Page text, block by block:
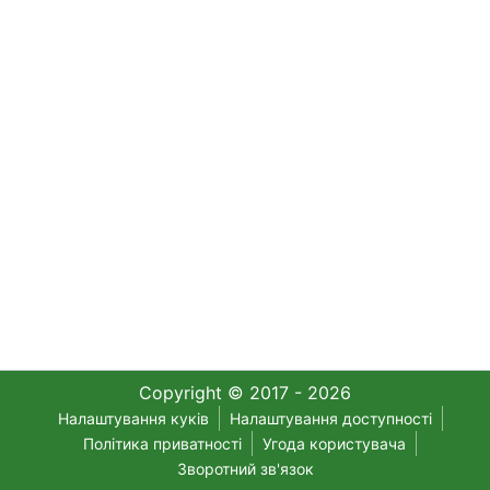
Copyright © 2017 - 2026
Налаштування куків
Налаштування доступності
Політика приватності
Угода користувача
Зворотний зв'язок